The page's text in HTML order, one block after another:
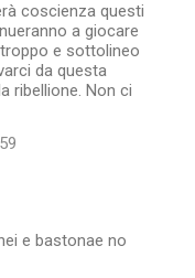
coscienza questi
a giocare
e sottolineo
da questa
ribellione. Non ci
e bastonae no